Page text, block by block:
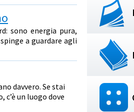
sono energia pura,
a guardare agli
davvero. Se stai
un luogo dove